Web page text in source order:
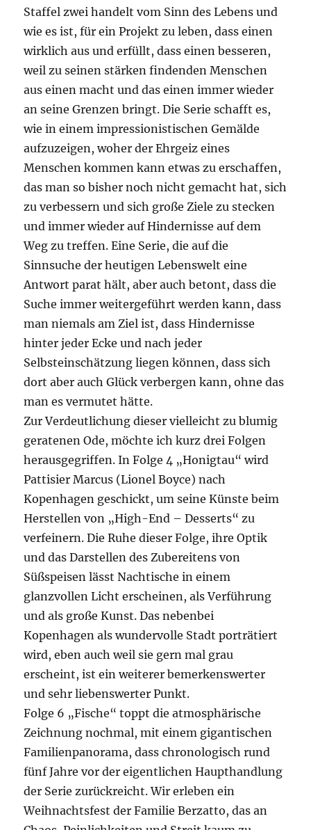
Staffel zwei handelt vom Sinn des Lebens und
wie es ist, für ein Projekt zu leben, dass einen
wirklich aus und erfüllt, dass einen besseren,
weil zu seinen stärken findenden Menschen
aus einen macht und das einen immer wieder
an seine Grenzen bringt. Die Serie schafft es,
wie in einem impressionistischen Gemälde
aufzuzeigen, woher der Ehrgeiz eines
Menschen kommen kann etwas zu erschaffen,
das man so bisher noch nicht gemacht hat, sich
zu verbessern und sich große Ziele zu stecken
und immer wieder auf Hindernisse auf dem
Weg zu treffen. Eine Serie, die auf die
Sinnsuche der heutigen Lebenswelt eine
Antwort parat hält, aber auch betont, dass die
Suche immer weitergeführt werden kann, dass
man niemals am Ziel ist, dass Hindernisse
hinter jeder Ecke und nach jeder
Selbsteinschätzung liegen können, dass sich
dort aber auch Glück verbergen kann, ohne das
man es vermutet hätte.
Zur Verdeutlichung dieser vielleicht zu blumig
geratenen Ode, möchte ich kurz drei Folgen
herausgegriffen. In Folge 4 „Honigtau“ wird
Pattisier Marcus (Lionel Boyce) nach
Kopenhagen geschickt, um seine Künste beim
Herstellen von „High-End – Desserts“ zu
verfeinern. Die Ruhe dieser Folge, ihre Optik
und das Darstellen des Zubereitens von
Süßspeisen lässt Nachtische in einem
glanzvollen Licht erscheinen, als Verführung
und als große Kunst. Das nebenbei
Kopenhagen als wundervolle Stadt porträtiert
wird, eben auch weil sie gern mal grau
erscheint, ist ein weiterer bemerkenswerter
und sehr liebenswerter Punkt.
Folge 6 „Fische“ toppt die atmosphärische
Zeichnung nochmal, mit einem gigantischen
Familienpanorama, dass chronologisch rund
fünf Jahre vor der eigentlichen Haupthandlung
der Serie zurückreicht. Wir erleben ein
Weihnachtsfest der Familie Berzatto, das an